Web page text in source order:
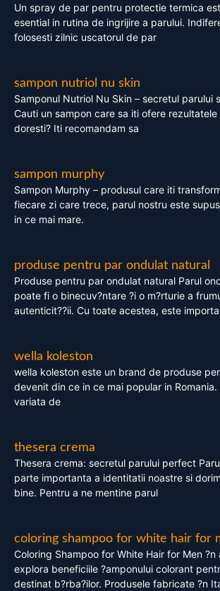
Un spray de par pentru protectie termica
esential in rutina de ingrijire a parului.
folosesti zilnic uscatorul de par
sampon nutriol nu skin
Samponul Nutriol Nu Skin – secretul parului
Cauti un sampon care sa iti ofere
doresti? Iti recomandam sa
sampon murphy
Sampon Murphy – produsul care iti
fiecare zi care trece, parul nostru este
in ce mai mare.
produse pentru par ondulat natural
Produse pentru par ondulat natural Parul
poate fi o binecuv?ntare ?i o m?rturie a
autenticit??ii. Cu toate acestea, este
wella koleston
wella koleston este un brand de produse
devenit din ce in ce mai popular in Romania.
variata de
thesera crema
Thesera crema: secretul parului perfect
parte importanta a identitatii noastre si
bine. Pentru a ne mentine parul
coloring shampoo for white hair for
Coloring Shampoo for White Hair for Men
explora beneficiile ?amponului colorant
destinat b?rba?ilor. Produsele fabricate ?n